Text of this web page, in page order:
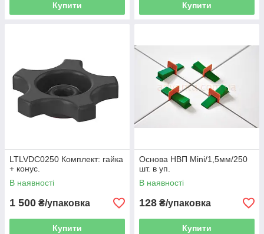
Купити Купити
LTLVDC0250 Комплект: гайка
+ конус.
В наявності
1 500 ₴/упаковка
Купити
Основа НВП Mini/1,5мм/250
шт. в уп.
В наявності
128 ₴/упаковка
Купити